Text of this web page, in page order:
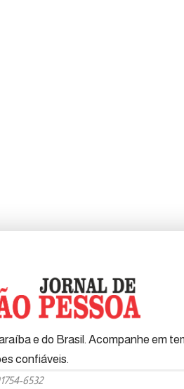
e do Brasil. Acompanhe em
confiáveis.
6532